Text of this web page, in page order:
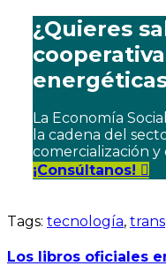
¿Quieres
La Economía
la cadena del
comercialización y
¡Consúltanos!
Tags: tecnología,
Los libros oficiales